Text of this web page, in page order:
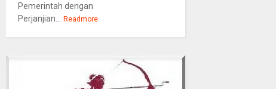
Pemerintah dengan
Perjanjian...
Readmore